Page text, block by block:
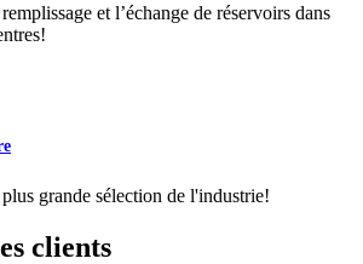
et l’échange de réservoirs dans
grande sélection de l'industrie!
clients